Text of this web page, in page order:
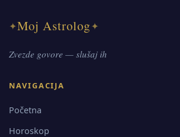
✦Moj Astrolog✦
Zvezde govore — slušaj ih
NAVIGACIJA
Početna
Horoskop